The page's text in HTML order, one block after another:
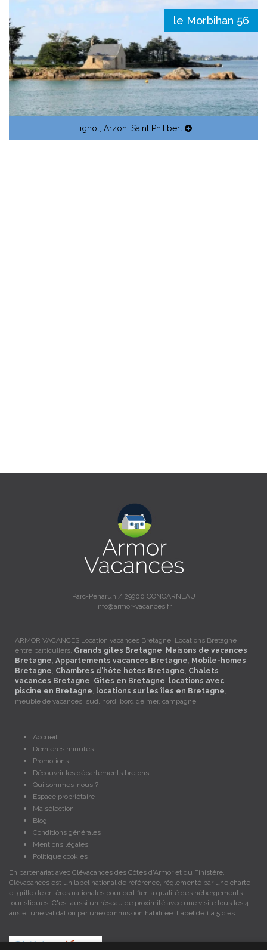
le Morbihan 56
Lignol, Arzon, Saint Philibert
Parc-Penarun / 29900 CONCARNEAU
info@armor-vacances.fr
ARMOR VACANCES Location vacances Bretagne, Locations Bretagne
entre particuliers, Grands gites Bretagne, Maisons de vacances
Bretagne, Appartements vacances Bretagne, Mobile-homes
Bretagne, Chambres d'hôte hotes Bretagne, Chalets
vacances Bretagne, Gites en Bretagne, locations avec
piscine en Bretagne, locations sur les îles en Bretagne,
meublé de vacances, sud, nord, bord de mer, campagne.
Accueil
Dernières minutes
Promotions
Découvrir les départements bretons
Qui sommes-nous ?
Espace propriétaire
Ma sélection
Blog
Conditions générales
Mentions légales
Politique cookies
En partenariat avec Clévacances des Côtes d'Armor et du Finistère,
Clévacances est un label national de référence, réglementé par une charte
et grille de critères nationales pour certifier la qualité des hébergements
touristiques. C'est aussi un réseau de proximité avec une visite tous les 4
ans et une validation par une commission habilitée. Label de 1 à 5 clés.